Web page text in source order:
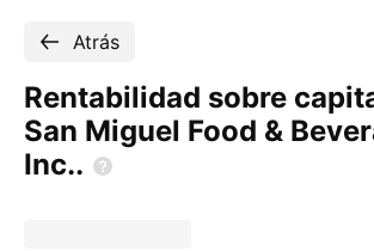
Atrás
Rentabilidad sobre
San Miguel Food &
Inc..